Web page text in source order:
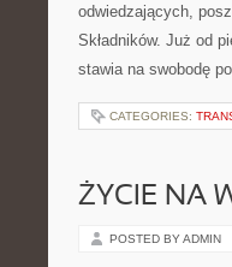
odwiedzających,
Składników. Już od
stawia na swobodę
CATEGORIES:
ŻYCIE NA
POSTED BY ADMIN